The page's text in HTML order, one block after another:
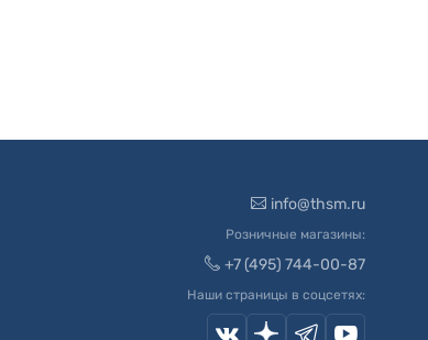
info@thsm.ru
Розничные магазины:
+7 (495) 744-00-87
Наши страницы в соцсетях: